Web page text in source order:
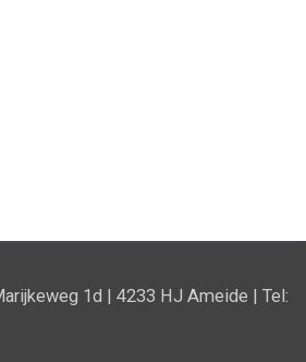
1d | 4233 HJ Ameide | Tel: